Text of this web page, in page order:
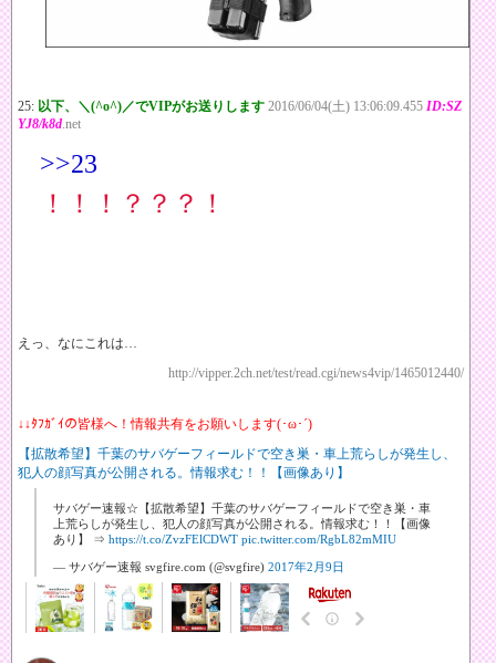
25: 以下、＼(^o^)／でVIPがお送りします 2016/06/04(土) 13:06:09.455 ID:SZ
YJ8/k8d.net
>>23
！！！？？？！
えっ、なにこれは…
http://vipper.2ch.net/test/read.cgi/news4vip/1465012440/
↓↓ﾀﾌｶﾞｲの皆様へ！情報共有をお願いします(･ω･´)
【拡散希望】千葉のサバゲーフィールドで空き巣・車上荒らしが発生し、
犯人の顔写真が公開される。情報求む！！【画像あり】
サバゲー速報☆【拡散希望】千葉のサバゲーフィールドで空き巣・車
上荒らしが発生し、犯人の顔写真が公開される。情報求む！！【画像
あり】 ⇒ https://t.co/ZvzFElCDWT pic.twitter.com/RgbL82mMIU
— サバゲー速報 svgfire.com (@svgfire) 2017年2月9日